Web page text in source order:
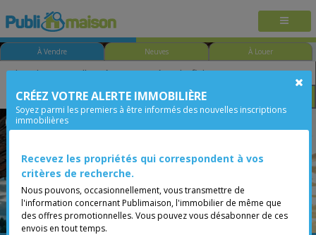
À Vendre Neuves À Louer
Chambre Prix
Lanoraie
CRÉEZ VOTRE ALERTE IMMOBILIÈRE
Soyez parmi les premiers à être informés des nouvelles inscriptions
immobilières
Recevez les propriétés qui correspondent à vos
critères de recherche.
Nous pouvons, occasionnellement, vous transmettre de
l'information concernant Publimaison, l'immobilier de même que
des offres promotionnelles. Vous pouvez vous désabonner de ces
envois en tout temps.